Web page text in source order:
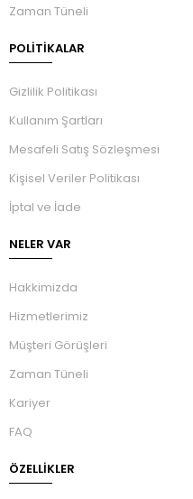
Zaman Tüneli
POLİTİKALAR
Gizlilik Politikası
Kullanım Şartları
Mesafeli Satış Sözleşmesi
Kişisel Veriler Politikası
İptal ve İade
NELER VAR
Hakkimizda
Hizmetlerimiz
Müşteri Görüşleri
Zaman Tüneli
Kariyer
FAQ
ÖZELLIKLER